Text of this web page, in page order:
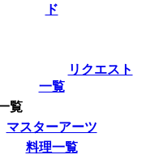
ド
リクエスト
一覧
覧
マスターアーツ
料理一覧